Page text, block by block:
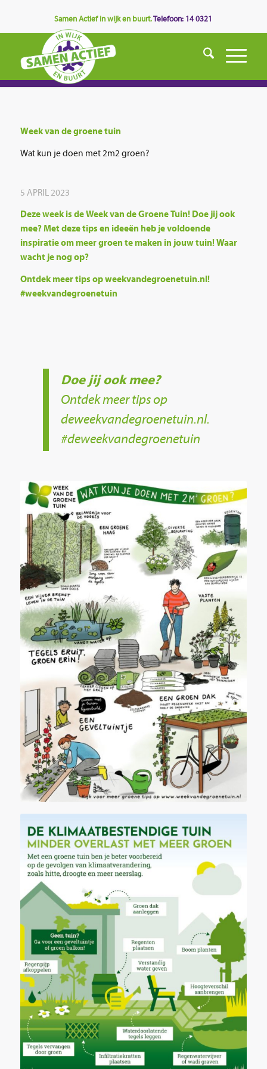
Samen Actief in wijk en buurt.Telefoon: 14 0321
Week van de groene tuin
Wat kun je doen met 2m2 groen?
5 APRIL 2023
Deze week is de Week van de Groene Tuin! Doe jij ook
mee? Met deze tips en ideeën heb je voldoende
inspiratie om meer groen te maken in jouw tuin! Waar
wacht je nog op?
Ontdek meer tips op weekvandegroenetuin.nl!
#weekvandegroenetuin
Doe jij ook mee?
Ontdek meer tips op
deweekvandegroenetuin.nl.
#deweekvandegroenetuin